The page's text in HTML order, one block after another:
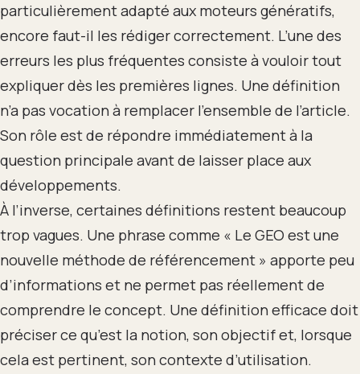
particulièrement adapté aux moteurs génératifs,
encore faut-il les rédiger correctement. L’une des
erreurs les plus fréquentes consiste à vouloir tout
expliquer dès les premières lignes. Une définition
n’a pas vocation à remplacer l’ensemble de l’article.
Son rôle est de répondre immédiatement à la
question principale avant de laisser place aux
développements.
À l’inverse, certaines définitions restent beaucoup
trop vagues. Une phrase comme « Le GEO est une
nouvelle méthode de référencement » apporte peu
d’informations et ne permet pas réellement de
comprendre le concept. Une définition efficace doit
préciser ce qu’est la notion, son objectif et, lorsque
cela est pertinent, son contexte d’utilisation.